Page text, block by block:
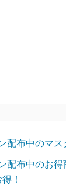
配布中のマス
配布中のお得
！